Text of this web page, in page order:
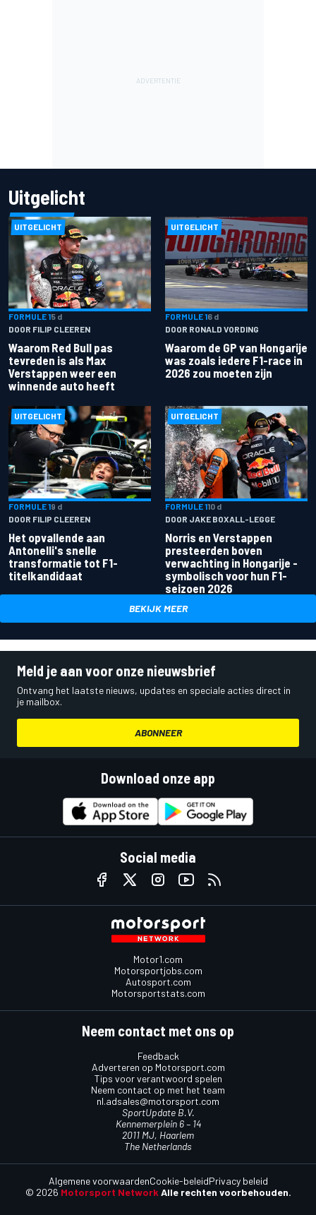
Uitgelicht
UITGELICHT
FORMULE 15 d
DOOR FILIP CLEEREN
Waarom Red Bull pas
tevreden is als Max
Verstappen weer een
winnende auto heeft
UITGELICHT
FORMULE 16 d
DOOR RONALD VORDING
Waarom de GP van Hongarije
was zoals iedere F1-race in
2026 zou moeten zijn
UITGELICHT
FORMULE 19 d
DOOR FILIP CLEEREN
Het opvallende aan
Antonelli's snelle
transformatie tot F1-
titelkandidaat
UITGELICHT
FORMULE 110 d
DOOR JAKE BOXALL-LEGGE
Norris en Verstappen
presteerden boven
verwachting in Hongarije -
symbolisch voor hun F1-
seizoen 2026
BEKIJK MEER
Meld je aan voor onze nieuwsbrief
Ontvang het laatste nieuws, updates en speciale acties direct in
je mailbox.
ABONNEER
Download onze app
Social media
Motor1.com
Motorsportjobs.com
Autosport.com
Motorsportstats.com
Neem contact met ons op
Feedback
Adverteren op Motorsport.com
Tips voor verantwoord spelen
Neem contact op met het team
nl.adsales@motorsport.com
SportUpdate B.V.
Kennemerplein 6 – 14
2011 MJ, Haarlem
The Netherlands
© 2026 Motorsport Network Alle rechten voorbehouden.
Algemene voorwaardenCookie-beleidPrivacy beleid